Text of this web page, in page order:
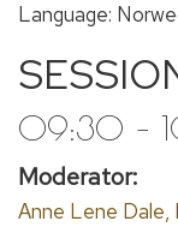
Language:
09:30 –
Moderator:
Anne Lene